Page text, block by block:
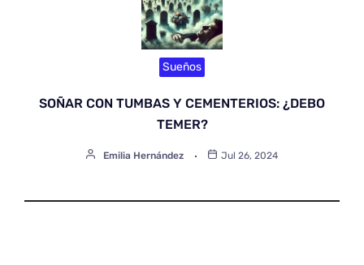
Sueños
SOÑAR CON TUMBAS Y CEMENTERIOS: ¿DEBO
TEMER?
Emilia Hernández Jul 26, 2024